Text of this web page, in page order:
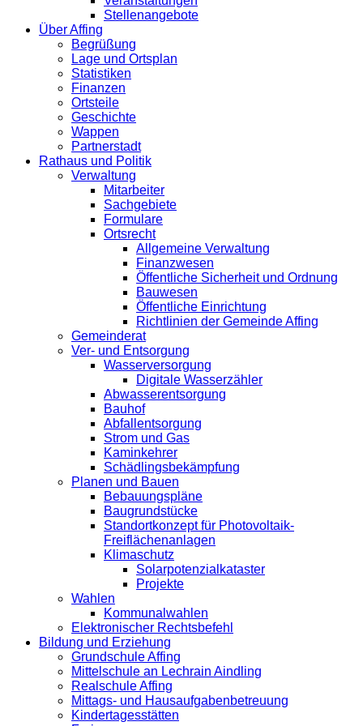
Stellenangebote
Über Affing
Begrüßung
Lage und Ortsplan
Statistiken
Finanzen
Ortsteile
Geschichte
Wappen
Partnerstadt
Rathaus und Politik
Verwaltung
Mitarbeiter
Sachgebiete
Formulare
Ortsrecht
Allgemeine Verwaltung
Finanzwesen
Öffentliche Sicherheit und Ordnung
Bauwesen
Öffentliche Einrichtung
Richtlinien der Gemeinde Affing
Gemeinderat
Ver- und Entsorgung
Wasserversorgung
Digitale Wasserzähler
Abwasserentsorgung
Bauhof
Abfallentsorgung
Strom und Gas
Kaminkehrer
Schädlingsbekämpfung
Planen und Bauen
Bebauungspläne
Baugrundstücke
Standortkonzept für Photovoltaik-
Freiflächenanlagen
Klimaschutz
Solarpotenzialkataster
Projekte
Wahlen
Kommunalwahlen
Elektronischer Rechtsbefehl
Bildung und Erziehung
Grundschule Affing
Mittelschule an Lechrain Aindling
Realschule Affing
Mittags- und Hausaufgabenbetreuung
Kindertagesstätten